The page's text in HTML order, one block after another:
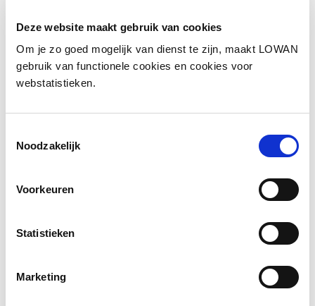
Deze website maakt gebruik van cookies
Om je zo goed mogelijk van dienst te zijn, maakt LOWAN
gebruik van functionele cookies en cookies voor
webstatistieken.
Noodzakelijk
Voorkeuren
Statistieken
Marketing
Spreker:
Michel Linthorst, 7 Life Skills